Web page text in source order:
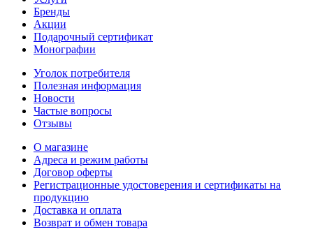
Бренды
Акции
Подарочный сертификат
Монографии
Уголок потребителя
Полезная информация
Новости
Частые вопросы
Отзывы
О магазине
Адреса и режим работы
Договор оферты
Регистрационные удостоверения и сертификаты на
продукцию
Доставка и оплата
Возврат и обмен товара